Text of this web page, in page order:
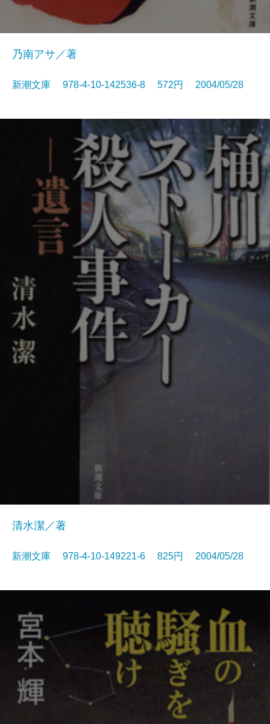
乃南アサ／著
新潮文庫 978-4-10-142536-8 572円 2004/05/28
清水潔／著
新潮文庫 978-4-10-149221-6 825円 2004/05/28